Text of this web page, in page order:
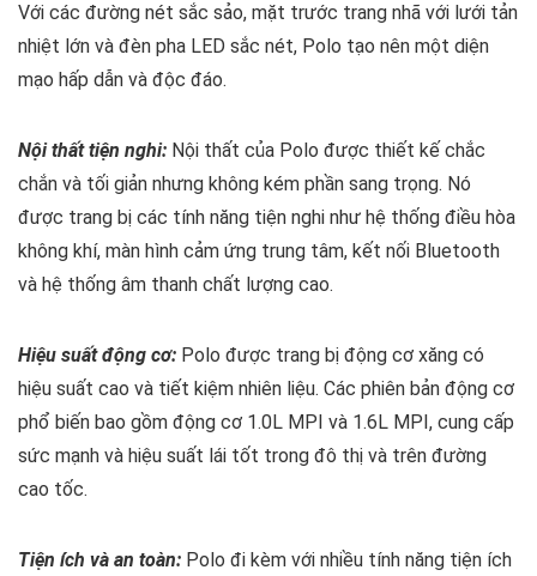
Với các đường nét sắc sảo, mặt trước trang nhã với lưới tản
nhiệt lớn và đèn pha LED sắc nét, Polo tạo nên một diện
mạo hấp dẫn và độc đáo.
Nội thất tiện nghi: Nội thất của Polo được thiết kế chắc
chắn và tối giản nhưng không kém phần sang trọng. Nó
được trang bị các tính năng tiện nghi như hệ thống điều hòa
không khí, màn hình cảm ứng trung tâm, kết nối Bluetooth
và hệ thống âm thanh chất lượng cao.
Hiệu suất động cơ: Polo được trang bị động cơ xăng có
hiệu suất cao và tiết kiệm nhiên liệu. Các phiên bản động cơ
phổ biến bao gồm động cơ 1.0L MPI và 1.6L MPI, cung cấp
sức mạnh và hiệu suất lái tốt trong đô thị và trên đường
cao tốc.
Tiện ích và an toàn: Polo đi kèm với nhiều tính năng tiện ích